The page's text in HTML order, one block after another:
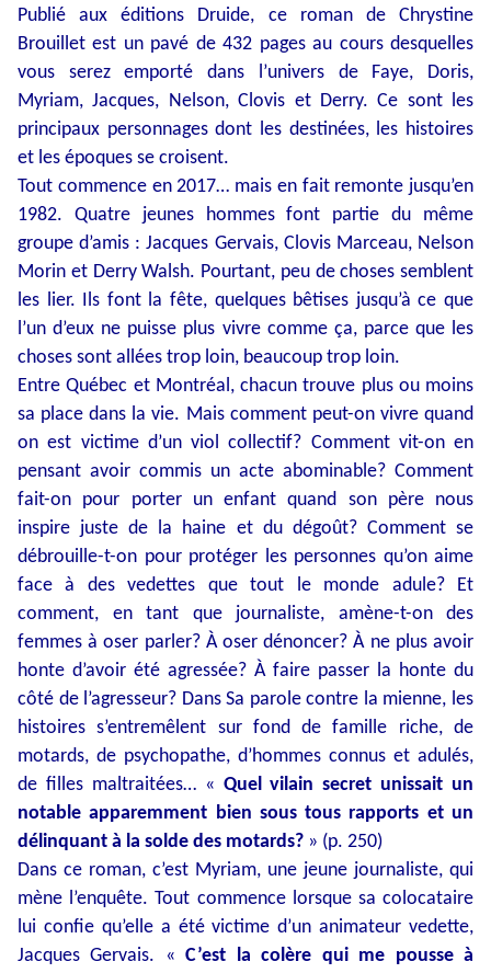
Publié aux éditions Druide, ce roman de Chrystine
Brouillet est un pavé de 432 pages au cours desquelles
vous serez emporté dans l’univers de Faye, Doris,
Myriam, Jacques, Nelson, Clovis et Derry. Ce sont les
principaux personnages dont les destinées, les histoires
et les époques se croisent.
Tout commence en 2017… mais en fait remonte jusqu’en
1982. Quatre jeunes hommes font partie du même
groupe d’amis : Jacques Gervais, Clovis Marceau, Nelson
Morin et Derry Walsh. Pourtant, peu de choses semblent
les lier. Ils font la fête, quelques bêtises jusqu’à ce que
l’un d’eux ne puisse plus vivre comme ça, parce que les
choses sont allées trop loin, beaucoup trop loin.
Entre Québec et Montréal, chacun trouve plus ou moins
sa place dans la vie. Mais comment peut-on vivre quand
on est victime d’un viol collectif? Comment vit-on en
pensant avoir commis un acte abominable? Comment
fait-on pour porter un enfant quand son père nous
inspire juste de la haine et du dégoût? Comment se
débrouille-t-on pour protéger les personnes qu’on aime
face à des vedettes que tout le monde adule? Et
comment, en tant que journaliste, amène-t-on des
femmes à oser parler? À oser dénoncer? À ne plus avoir
honte d’avoir été agressée? À faire passer la honte du
côté de l’agresseur? Dans Sa parole contre la mienne, les
histoires s’entremêlent sur fond de famille riche, de
motards, de psychopathe, d’hommes connus et adulés,
de filles maltraitées… « Quel vilain secret unissait un
notable apparemment bien sous tous rapports et un
délinquant à la solde des motards? » (p. 250)
Dans ce roman, c’est Myriam, une jeune journaliste, qui
mène l’enquête. Tout commence lorsque sa colocataire
lui confie qu’elle a été victime d’un animateur vedette,
Jacques Gervais. «C’est la colère qui me pousse à